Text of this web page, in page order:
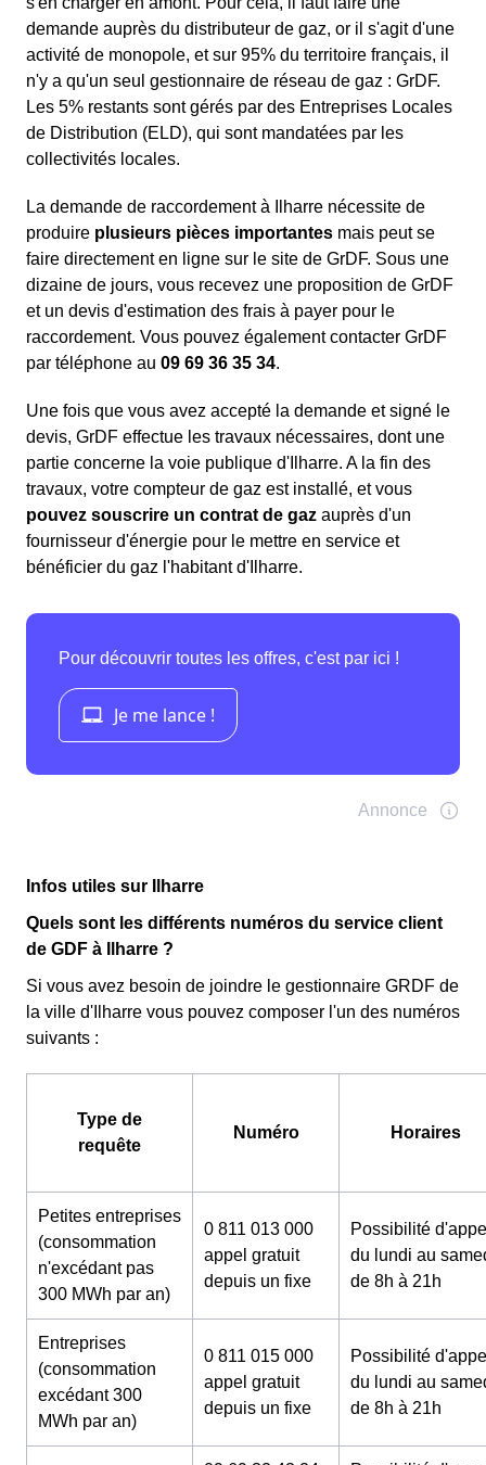
demande auprès du distributeur de gaz, or il s'agit d'une
activité de monopole, et sur 95% du territoire français, il
n'y a qu'un seul gestionnaire de réseau de gaz : GrDF.
Les 5% restants sont gérés par des Entreprises Locales
de Distribution (ELD), qui sont mandatées par les
collectivités locales.
La demande de raccordement à Ilharre nécessite de
produire plusieurs pièces importantes mais peut se
faire directement en ligne sur le site de GrDF. Sous une
dizaine de jours, vous recevez une proposition de GrDF
et un devis d'estimation des frais à payer pour le
raccordement. Vous pouvez également contacter GrDF
par téléphone au 09 69 36 35 34.
Une fois que vous avez accepté la demande et signé le
devis, GrDF effectue les travaux nécessaires, dont une
partie concerne la voie publique d'Ilharre. A la fin des
travaux, votre compteur de gaz est installé, et vous
pouvez souscrire un contrat de gaz auprès d'un
fournisseur d'énergie pour le mettre en service et
bénéficier du gaz l'habitant d'Ilharre.
Infos utiles sur Ilharre
Quels sont les différents numéros du service client
de GDF à Ilharre ?
Si vous avez besoin de joindre le gestionnaire GRDF de
la ville d'Ilharre vous pouvez composer l'un des numéros
suivants :
Type de
requête
Numéro Horaires
Petites entreprises
(consommation
n'excédant pas
300 MWh par an)
0 811 013 000
appel gratuit
depuis un fixe
Possibilité
du lundi au
de 8h à 21h
Entreprises
(consommation
excédant 300
MWh par an)
0 811 015 000
appel gratuit
depuis un fixe
Possibilité
du lundi au
de 8h à 21h